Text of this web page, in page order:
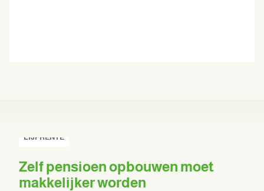
LIJFRENTE
Zelf pensioen opbouwen moet
makkelijker worden